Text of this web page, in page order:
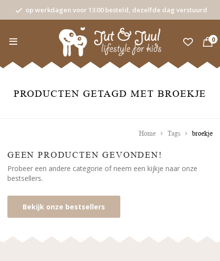
op werkdagen voor 13:00 besteld, dezelfde dag verstuurd
0
PRODUCTEN GETAGD MET BROEKJE
Home Tags broekje
GEEN PRODUCTEN GEVONDEN!
Probeer een andere categorie of neem een kijkje naar onze
bestsellers.
Bekijk onze bestsellers